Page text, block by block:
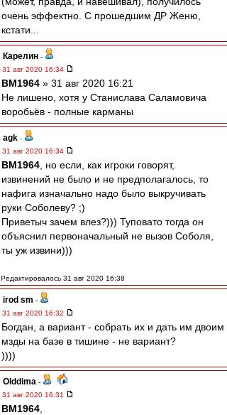
очень эффектно. С прошедшим ДР Женю,
кстати...
Карелин -
31 авг 2020 16:34
BM1964 » 31 авг 2020 16:21
Не лишено, хотя у Станислава Саламовича
воробьёв - полные карманы
agk -
31 авг 2020 16:34
BM1964 , но если, как игроки говорят,
извинений не было и не предполагалось, то
нафига изначально надо было выкручивать
руки Соболеву? ;)
Приветыч зачем влез?))) Туповато тогда он
объяснил первоначальный не вызов Соболя,
ты уж извини)))
Редактировалось 31 авг 2020 16:38
irod sm -
31 авг 2020 16:32
Богдан, а вариант - собрать их и дать им двоим
мзды на базе в тишине - не вариант?
))))
Olddima -
31 авг 2020 16:31
BM1964